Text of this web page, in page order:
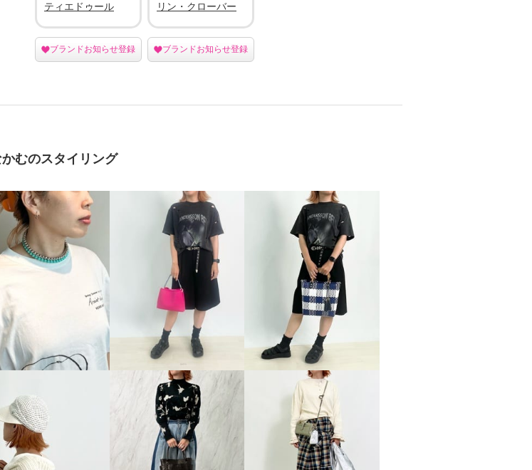
ティエドゥール
ブランドお知らせ登録
リン・クローバー
ブランドお知らせ登録
むのスタイリング